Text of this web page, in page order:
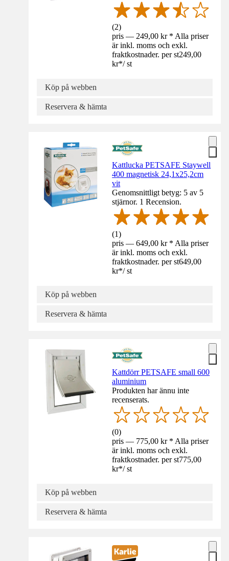
(2)
pris — 249,00 kr * Alla priser
är inkl. moms och exkl.
fraktkostnader. per st249,00
kr*/ st
Köp på webben
Reservera & hämta
Kattlucka PETSAFE Staywell
400 magnetisk 24,1x25,2cm
vit
Genomsnittligt betyg: 5 av 5
stjärnor. 1 Recension.
(1)
pris — 649,00 kr * Alla priser
är inkl. moms och exkl.
fraktkostnader. per st649,00
kr*/ st
Köp på webben
Reservera & hämta
Kattdörr PETSAFE small 600
aluminium
Produkten har ännu inte
recenserats.
(0)
pris — 775,00 kr * Alla priser
är inkl. moms och exkl.
fraktkostnader. per st775,00
kr*/ st
Köp på webben
Reservera & hämta